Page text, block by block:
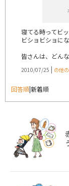
寝てる時ってビ
ビショビショに
皆さんは、どん
2010/07/25 | の他
回答順|新着順